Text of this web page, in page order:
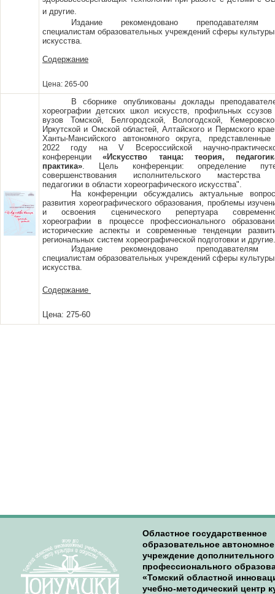
и другие.
Издание рекомендовано преподавателям
специалистам образовательных учреждений сферы
искусства.
Содержание
Цена: 265-00
В сборнике опубликованы доклады
хореографии детских школ искусств, профильных
вузов Томской, Белгородской, Вологодской,
Иркутской и Омской областей, Алтайского и Пермского
Ханты-Мансийского автономного округа,
2022 году на V Всероссийской научно-
конференции«Искусство танца: теория,
практика». Цель конференции: определение
совершенствования исполнительского мастерства
педагогики в области хореографического искусства".
На конференции обсуждались актуальные
развития хореографического образования, проблемы
и освоения сценического репертуара
хореографии в процессе профессионального
исторические аспекты и современные тенденции
региональных систем хореографической подготовки и другие.
Издание рекомендовано преподавателям
специалистам образовательных учреждений сферы
искусства.
Содержание
Цена: 275-60
Областное государственное
образовательное автономное
учреждение дополнительного
профессионального
«Томский областной
учебно-методический центр